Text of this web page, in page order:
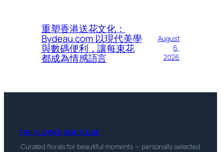
重塑香港送花文化：
Bydeau.com 以現代美學
與數碼便利，讓每束花
都成為情感語言
August
6,
2026
THE FLOWER BOUTIQUE
Curated florals for beautiful moments — personally selected